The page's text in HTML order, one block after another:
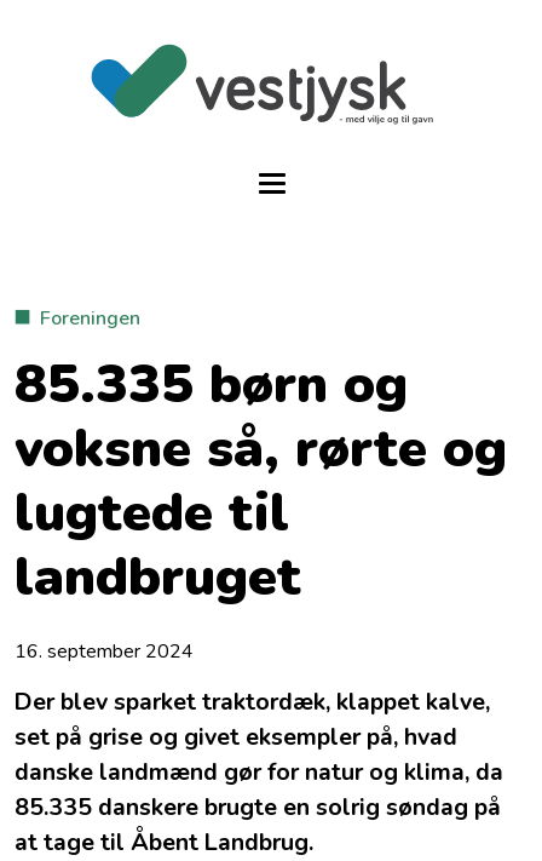
Foreningen
85.335 børn og
voksne så, rørte og
lugtede til
landbruget
16. september 2024
Der blev sparket traktordæk, klappet kalve,
set på grise og givet eksempler på, hvad
danske landmænd gør for natur og klima, da
85.335 danskere brugte en solrig søndag på
at tage til Åbent Landbrug.